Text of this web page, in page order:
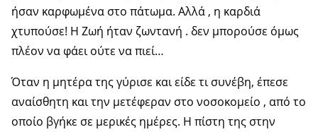
ήσαν καρφωμένα στο πάτωμα. Αλλά , η καρδιά
χτυπούσε! Η Ζωή ήταν ζωντανή . δεν μπορούσε όμως
πλέον να φάει ούτε να πιεί…
Όταν η μητέρα της γύρισε και είδε τι συνέβη, έπεσε
αναίσθητη και την μετέφεραν στο νοσοκομείο , από το
οποίο βγήκε σε μερικές ημέρες. Η πίστη της στην